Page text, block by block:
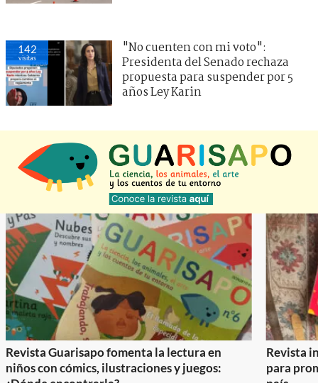
142
visitas
"No cuenten con mi voto":
Presidenta del Senado rechaza
propuesta para suspender por 5
años Ley Karin
Revista Guarisapo fomenta la lectura en
niños con cómics, ilustraciones y juegos:
Revista
para